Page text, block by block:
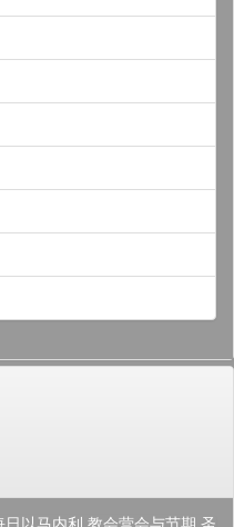
日以马内利 教会营会与节期 圣